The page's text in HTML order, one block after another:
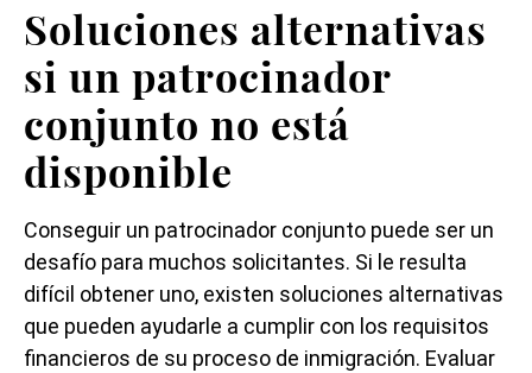
Soluciones alternativas
si un patrocinador
conjunto no está
disponible
Conseguir un patrocinador conjunto puede ser un
desafío para muchos solicitantes. Si le resulta
difícil obtener uno, existen soluciones alternativas
que pueden ayudarle a cumplir con los requisitos
financieros de su proceso de inmigración. Evaluar